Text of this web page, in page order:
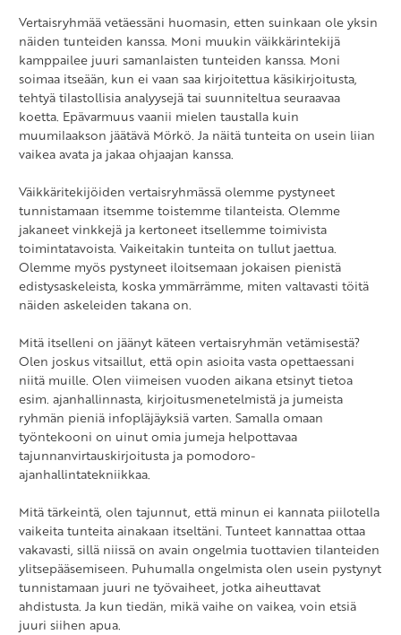
Vertaisryhmää vetäessäni huomasin, etten suinkaan ole yksin
näiden tunteiden kanssa. Moni muukin väikkärintekijä
kamppailee juuri samanlaisten tunteiden kanssa. Moni
soimaa itseään, kun ei vaan saa kirjoitettua käsikirjoitusta,
tehtyä tilastollisia analyysejä tai suunniteltua seuraavaa
koetta. Epävarmuus vaanii mielen taustalla kuin
muumilaakson jäätävä Mörkö. Ja näitä tunteita on usein liian
vaikea avata ja jakaa ohjaajan kanssa.
Väikkäritekijöiden vertaisryhmässä olemme pystyneet
tunnistamaan itsemme toistemme tilanteista. Olemme
jakaneet vinkkejä ja kertoneet itsellemme toimivista
toimintatavoista. Vaikeitakin tunteita on tullut jaettua.
Olemme myös pystyneet iloitsemaan jokaisen pienistä
edistysaskeleista, koska ymmärrämme, miten valtavasti töitä
näiden askeleiden takana on.
Mitä itselleni on jäänyt käteen vertaisryhmän vetämisestä?
Olen joskus vitsaillut, että opin asioita vasta opettaessani
niitä muille. Olen viimeisen vuoden aikana etsinyt tietoa
esim. ajanhallinnasta, kirjoitusmenetelmistä ja jumeista
ryhmän pieniä infopläjäyksiä varten. Samalla omaan
työntekooni on uinut omia jumeja helpottavaa
tajunnanvirtauskirjoitusta ja pomodoro-
ajanhallintatekniikkaa.
Mitä tärkeintä, olen tajunnut, että minun ei kannata piilotella
vaikeita tunteita ainakaan itseltäni. Tunteet kannattaa ottaa
vakavasti, sillä niissä on avain ongelmia tuottavien tilanteiden
ylitsepääsemiseen. Puhumalla ongelmista olen usein pystynyt
tunnistamaan juuri ne työvaiheet, jotka aiheuttavat
ahdistusta. Ja kun tiedän, mikä vaihe on vaikea, voin etsiä
juuri siihen apua.